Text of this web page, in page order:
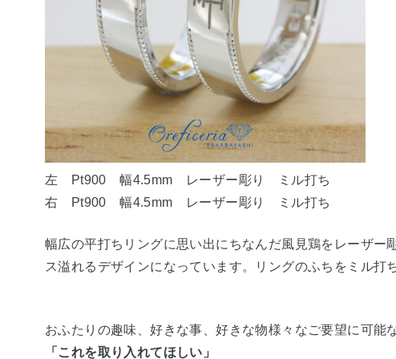
左 Pt900 幅4.5mm レーザー彫り ミル打ち
右 Pt900 幅4.5mm レーザー彫り ミル打ち
幅広の平打ちリングに思い出にちなんだ風見鶏をレーザー
ス溢れるデザインになっています。リングのふちをミル打
おふたりの趣味、好きな事、好きな物様々なご要望に可能
「これを取り入れてほしい」